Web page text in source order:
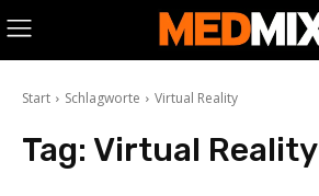
Start Schlagworte Virtual Reality
Tag: Virtual Reality